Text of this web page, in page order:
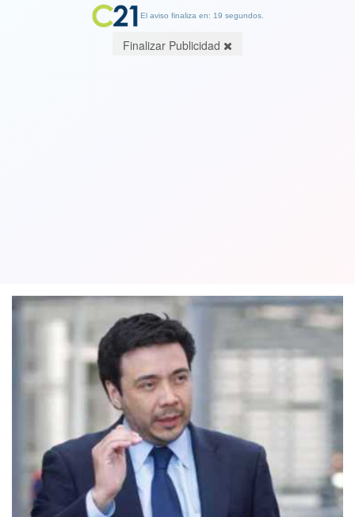
El aviso finaliza en: 19 segundos.
Finalizar Publicidad